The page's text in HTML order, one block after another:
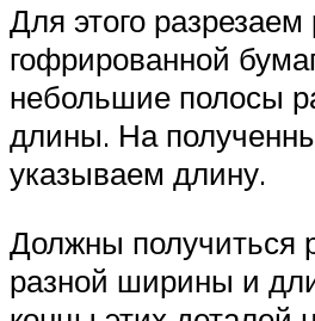
Для этого разрезаем
гофрированной
небольшие полосы
длины. На
указываем длину.
Должны получиться
разной ширины и